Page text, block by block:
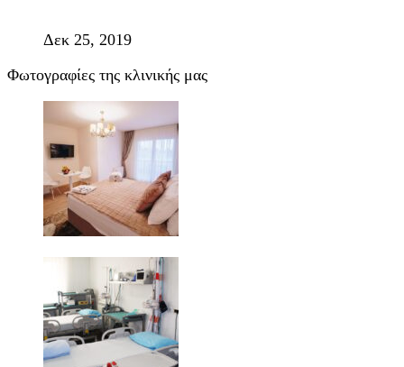
Δεκ 25, 2019
Φωτογραφίες της κλινικής μας